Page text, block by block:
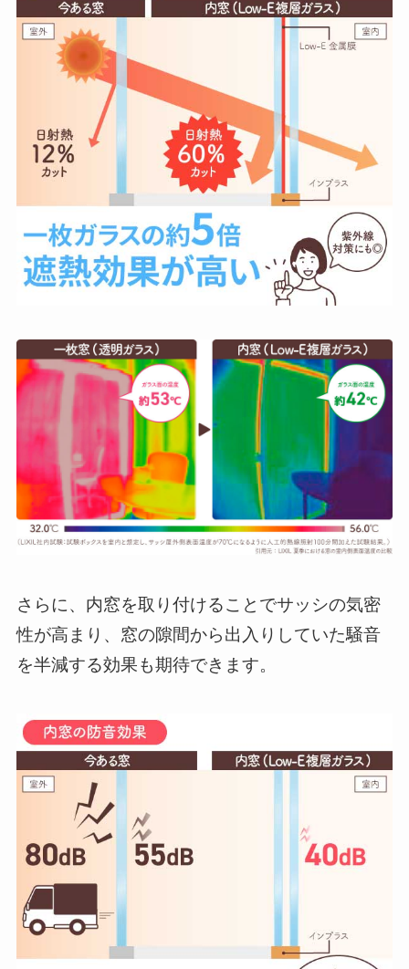
さらに、内窓を取り付けることでサッシの気密
性が高まり、窓の隙間から出入りしていた騒音
を半減する効果も期待できます。